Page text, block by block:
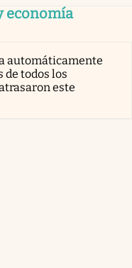
economía
automáticamente
de todos los
este